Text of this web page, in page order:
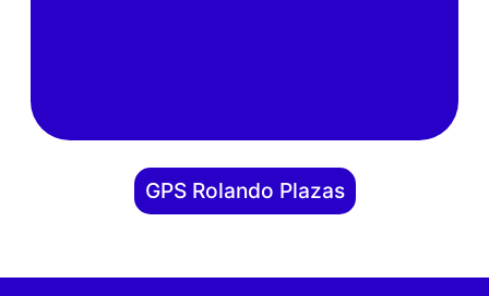
GPS Rolando Plazas